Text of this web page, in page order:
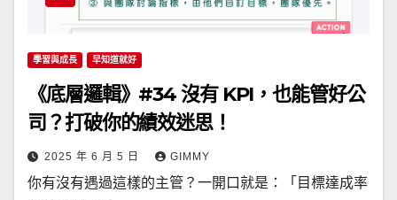
學習與成長 早知道就好
《底層邏輯》#34 沒有 KPI，也能管好公
司？打破你的績效迷思！
2025 年 6 月 5 日 GIMMY
你有沒有遇過這樣的主管？一開口就是：「目標達成率